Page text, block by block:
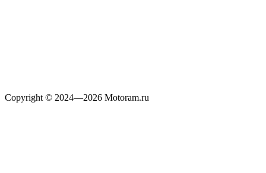
Copyright © 2024—2026 Motoram.ru